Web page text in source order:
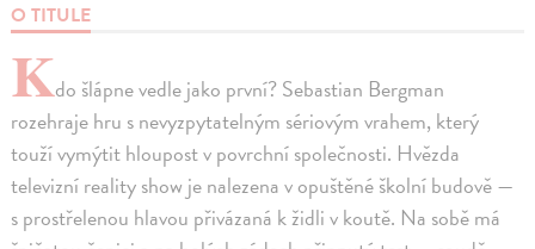
O TITULE
Kdo šlápne vedle jako první? Sebastian Bergman
rozehraje hru s nevyzpytatelným sériovým vrahem, který
touží vymýtit hloupost v povrchní společnosti. Hvězda
televizní reality show je nalezena v opuštěné školní budově —
s prostřelenou hlavou přivázaná k židli v koutě. Na sobě má